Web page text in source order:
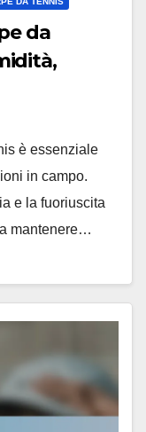
da
è essenziale
in campo.
e la fuoriuscita
mantenere…